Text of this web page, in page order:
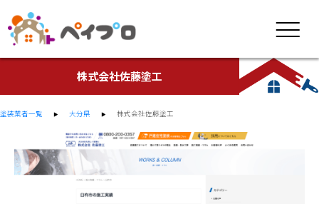
株式会社佐藤塗工
塗装業者一覧 大分県 株式会社佐藤塗工